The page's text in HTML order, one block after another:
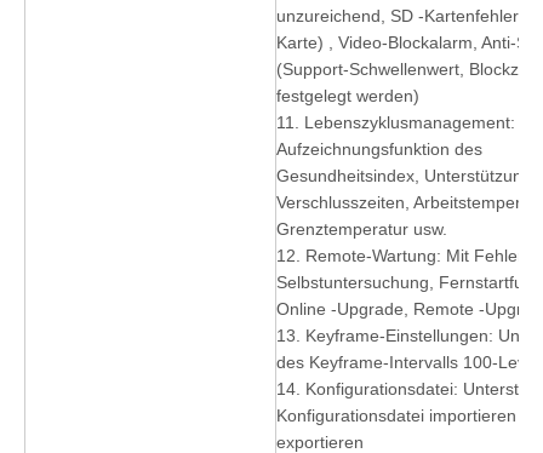
unzureichend, SD -Kartenfehler,
Karte) , Video-Blockalarm, Anti-
(Support-Schwellenwert, Blockzeit
festgelegt werden)
11. Lebenszyklusmanagement:
Aufzeichnungsfunktion des
Gesundheitsindex, Unterstützung
Verschlusszeiten,
Grenztemperatur usw.
12. Remote-Wartung: Mit
Selbstuntersuchung,
Online -Upgrade, Remote -
13. Keyframe-Einstellungen:
des Keyframe-Intervalls 100-
14. Konfigurationsdatei:
Konfigurationsdatei importieren
exportieren